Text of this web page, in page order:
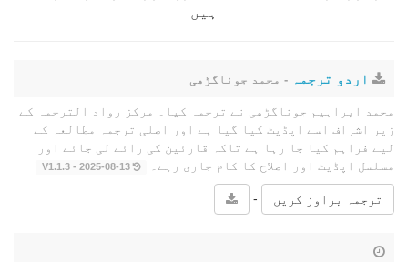
ہیں
اردو ترجمہ - محمد جوناگڑھی
محمد ابراہیم جوناگڑھی نے ترجمہ کیا۔ مرکز رواد الترجمہ کے
زیر اشراف اسے اپڈیٹ کیا گیا ہے اور اصلی ترجمہ مطالعہ کے
لیے فراہم کیا جا رہا ہے تاکہ قارئین کی رائے لی جائے اور
مسلسل اپڈیٹ اور اصلاح کا کام جاری رہے۔
2025-08-13 - V1.1.3
ترجمہ براوز کریں -